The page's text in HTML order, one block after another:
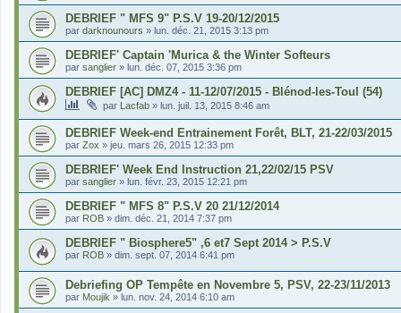
DEBRIEF " MFS 9" P.S.V 19-20/12/2015
par darknounours » lun. déc. 21, 2015 3:13 pm
DEBRIEF' Captain 'Murica & the Winter Softeurs
par sanglier » lun. déc. 07, 2015 3:36 pm
DEBRIEF [AC] DMZ4 - 11-12/07/2015 - Blénod-les-Toul (54)
par Lacfab » lun. juil. 13, 2015 8:46 am
DEBRIEF Week-end Entrainement Forêt, BLT, 21-22/03/2015
par Zox » jeu. mars 26, 2015 12:33 pm
DEBRIEF' Week End Instruction 21,22/02/15 PSV
par sanglier » lun. févr. 23, 2015 12:21 pm
DEBRIEF " MFS 8" P.S.V 20 21/12/2014
par ROB » dim. déc. 21, 2014 7:37 pm
DEBRIEF " Biosphere5" ,6 et7 Sept 2014 > P.S.V
par ROB » dim. sept. 07, 2014 6:41 pm
Debriefing OP Tempête en Novembre 5, PSV, 22-23/11/2013
par Moujik » lun. nov. 24, 2014 6:10 am